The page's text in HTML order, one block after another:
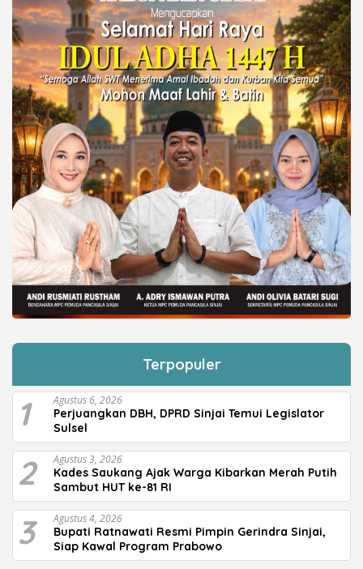
Terpopuler
1 Agustus 6, 2026
Perjuangkan DBH, DPRD Sinjai Temui Legislator
Sulsel
2 Agustus 3, 2026
Kades Saukang Ajak Warga Kibarkan Merah Putih
Sambut HUT ke-81 RI
3 Agustus 4, 2026
Bupati Ratnawati Resmi Pimpin Gerindra Sinjai,
Siap Kawal Program Prabowo